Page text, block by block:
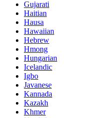
Gujarati
Haitian
Hausa
Hawaiian
Hebrew
Hmong
Hungarian
Icelandic
Igbo
Javanese
Kannada
Kazakh
Khmer